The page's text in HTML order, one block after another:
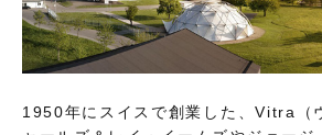
1950年にスイスで創業した、Vitra（